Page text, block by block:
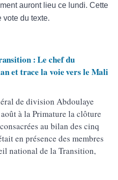
auront lieu ce lundi. Cette
vote du texte.
: Le chef du
et trace la voie vers le Mali
de division Abdoulaye
à la Primature la clôture
au bilan des cinq
en présence des membres
national de la Transition,